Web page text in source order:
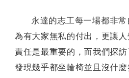
永達的志工每一場都非
為有大家無私的付出，更讓
責任是最重要的，而我們探
發現幾乎都坐輪椅並且沒什